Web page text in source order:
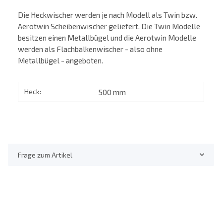
Die Heckwischer werden je nach Modell als Twin bzw.
Aerotwin Scheibenwischer geliefert. Die Twin Modelle
besitzen einen Metallbügel und die Aerotwin Modelle
werden als Flachbalkenwischer - also ohne
Metallbügel - angeboten.
Heck: 500 mm
Frage zum Artikel